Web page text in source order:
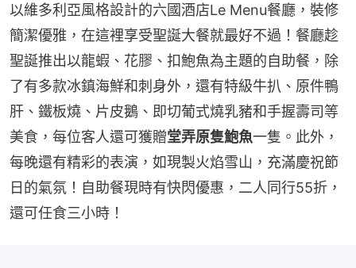
以維多利亞風格設計的六國酒店Le Menu餐廳，裝修
簡潔優雅，在這裡享受聖誕大餐就最好不過！餐廳趁
聖誕推出以龍蝦、花膠、扣鮑魚為主題的自助餐，除
了有多款冰鎮海鮮和刺身外，還有特級牛扒、原件鴨
肝、鐵板燒、片皮鵝、即切葡式燒乳豬和手握壽司等
美食，每位客人還可獲贈堂弄原隻鮑魚一隻。此外，
每晚還有精彩的表演，如現製火焰雪山，充滿慶祝節
日的氣氛！自助餐現時有快閃優惠，二人同行55折，
還可任食三小時！